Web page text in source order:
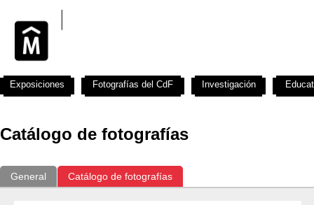
Catálogo de fotografías
General Catálogo de fotografías
Exposiciones Fotografías del CdF Investigación